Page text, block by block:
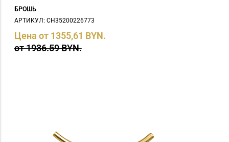
БРОШЬ
АРТИКУЛ: СH35200226773
Цена от 1355,61 BYN.
от 1936.59 BYN.